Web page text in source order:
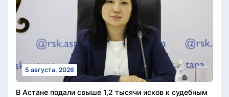
5 августа, 2026
В Астане подали свыше 1,2 тысячи исков к судебным